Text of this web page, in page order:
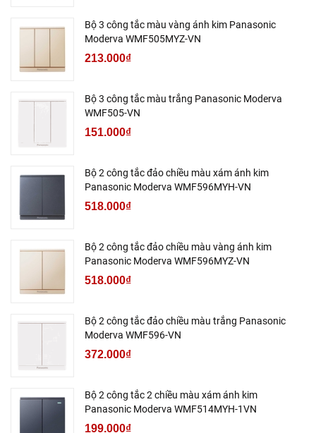
Bộ 3 công tắc màu vàng ánh kim Panasonic
Moderva WMF505MYZ-VN
213.000₫
Bộ 3 công tắc màu trắng Panasonic Moderva
WMF505-VN
151.000₫
Bộ 2 công tắc đảo chiều màu xám ánh kim
Panasonic Moderva WMF596MYH-VN
518.000₫
Bộ 2 công tắc đảo chiều màu vàng ánh kim
Panasonic Moderva WMF596MYZ-VN
518.000₫
Bộ 2 công tắc đảo chiều màu trắng Panasonic
Moderva WMF596-VN
372.000₫
Bộ 2 công tắc 2 chiều màu xám ánh kim
Panasonic Moderva WMF514MYH-1VN
199.000₫